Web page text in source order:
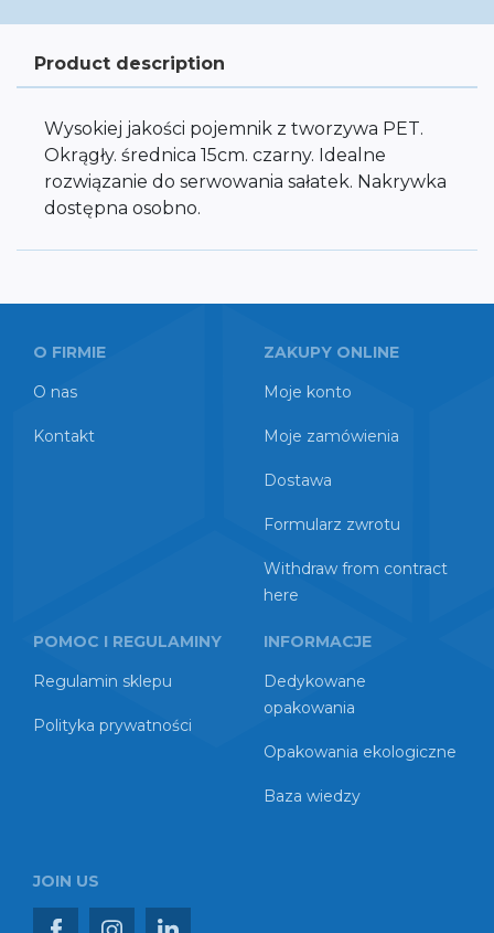
Product description
Wysokiej jakości pojemnik z tworzywa PET.
Okrągły. średnica 15cm. czarny. Idealne
rozwiązanie do serwowania sałatek. Nakrywka
dostępna osobno.
O FIRMIE
O nas
Kontakt
ZAKUPY ONLINE
Moje konto
Moje zamówienia
Dostawa
Formularz zwrotu
Withdraw from contract
here
POMOC I REGULAMINY
Regulamin sklepu
Polityka prywatności
INFORMACJE
Dedykowane
opakowania
Opakowania ekologiczne
Baza wiedzy
JOIN US